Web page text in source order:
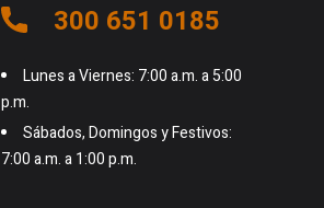
300 651 0185
Lunes a Viernes: 7:00 a.m. a 5:00
p.m.
Sábados, Domingos y Festivos:
7:00 a.m. a 1:00 p.m.